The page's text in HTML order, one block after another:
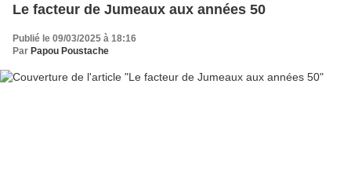
Le facteur de Jumeaux aux années 50
Publié le 09/03/2025 à 18:16
Par Papou Poustache